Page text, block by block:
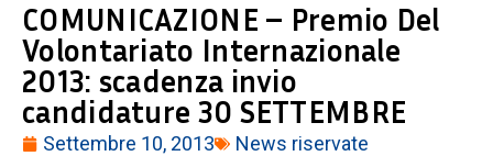
COMUNICAZIONE – Premio Del
Volontariato Internazionale
2013: scadenza invio
candidature 30 SETTEMBRE
Settembre 10, 2013
News riservate